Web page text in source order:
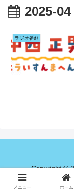
2025-04
ラジオ番組
Copyright ©
メニュー ホーム